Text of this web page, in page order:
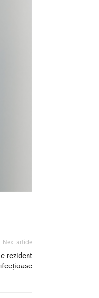
Next article
rezident